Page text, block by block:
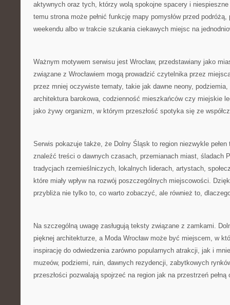
aktywnych oraz tych, którzy wolą spokojne spacery i
temu strona może pełnić funkcję mapy pomysłów przed podróżą,
weekendu albo w trakcie szukania ciekawych miejsc na
Ważnym motywem serwisu jest Wrocław, przedstawiany jako
związane z Wrocławiem mogą prowadzić czytelnika przez
przez mniej oczywiste tematy, takie jak dawne neony,
architektura barokowa, codzienność mieszkańców czy miejskie
jako żywy organizm, w którym przeszłość spotyka się ze
Serwis pokazuje także, że Dolny Śląsk to region niezwykle
znaleźć treści o dawnych czasach, przemianach miast, śladach
tradycjach rzemieślniczych, lokalnych liderach, artystach,
które miały wpływ na rozwój poszczególnych miejscowości.
przybliża nie tylko to, co warto zobaczyć, ale również to,
Na szczególną uwagę zasługują teksty związane z zamkami.
pięknej architekturze, a Moda Wrocław może być miejscem, w
inspirację do odwiedzenia zarówno popularnych atrakcji, jak i
muzeów, podziemi, ruin, dawnych rezydencji, zabytkowych
przeszłości pozwalają spojrzeć na region jak na przestrzeń pełną